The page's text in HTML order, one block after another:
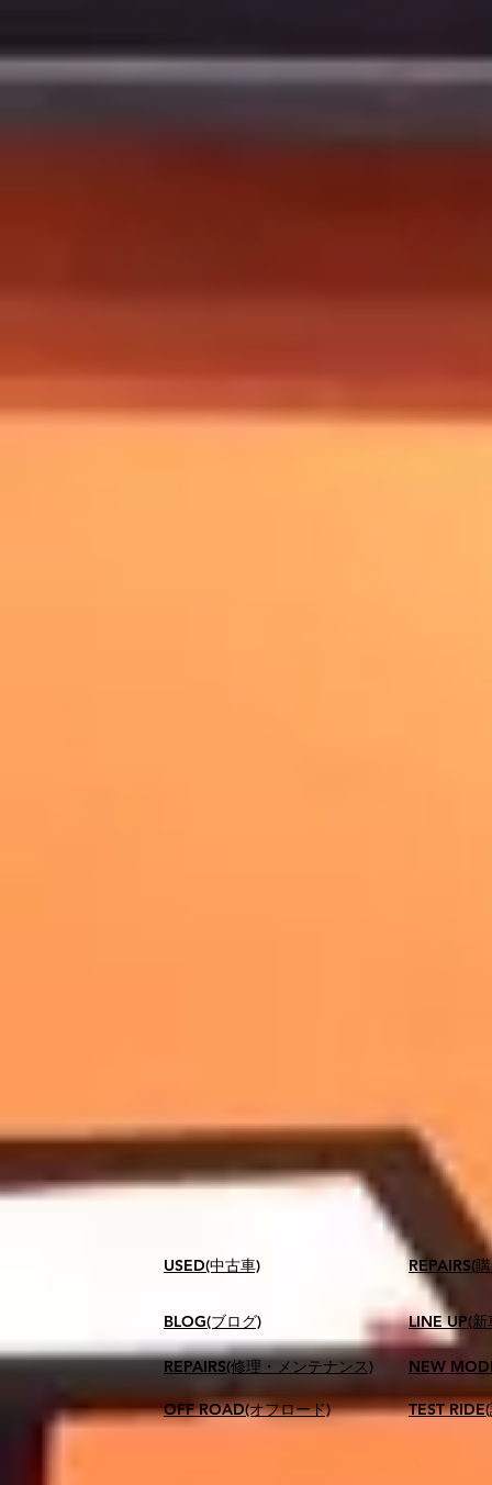
USED(中古車)
BLOG(ブログ)
REPAIRS(修理・メンテナンス)
OFF ROAD(オフロード)
​REPAIRS(
LINE UP(新
NEW
TEST